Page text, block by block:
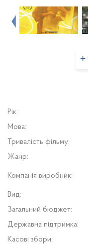
Рік:
Мова:
Тривалість фільму:
Жанр:
Компанія виробник:
Вид:
Загальний бюджет:
Державна підтримка:
Касові збори: